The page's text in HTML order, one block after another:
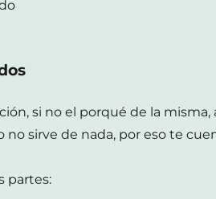
si no el porqué de la
no sirve de nada, por eso te
partes: